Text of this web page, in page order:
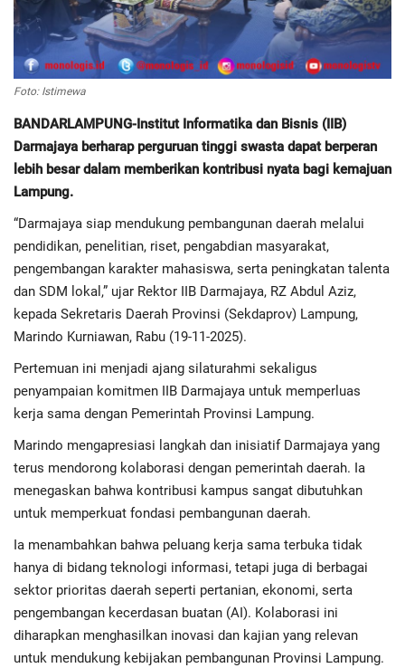
Regional
Pendidikan
Ekonomi
Olahraga
Wisata
Politik
Hukum & Kriminal
Internasional
Advertorial
Monologis TV
Kopilogis
Foto: Istimewa
BANDARLAMPUNG-Institut Informatika dan Bisnis (IIB)
Darmajaya berharap perguruan tinggi swasta dapat berperan
lebih besar dalam memberikan kontribusi nyata bagi kemajuan
Lampung.
“Darmajaya siap mendukung pembangunan daerah melalui
pendidikan, penelitian, riset, pengabdian masyarakat,
pengembangan karakter mahasiswa, serta peningkatan talenta
dan SDM lokal,” ujar Rektor IIB Darmajaya, RZ Abdul Aziz,
kepada Sekretaris Daerah Provinsi (Sekdaprov) Lampung,
Marindo Kurniawan, Rabu (19-11-2025).
Pertemuan ini menjadi ajang silaturahmi sekaligus
penyampaian komitmen IIB Darmajaya untuk memperluas
kerja sama dengan Pemerintah Provinsi Lampung.
Marindo mengapresiasi langkah dan inisiatif Darmajaya yang
terus mendorong kolaborasi dengan pemerintah daerah. Ia
menegaskan bahwa kontribusi kampus sangat dibutuhkan
untuk memperkuat fondasi pembangunan daerah.
Ia menambahkan bahwa peluang kerja sama terbuka tidak
hanya di bidang teknologi informasi, tetapi juga di berbagai
sektor prioritas daerah seperti pertanian, ekonomi, serta
pengembangan kecerdasan buatan (AI). Kolaborasi ini
diharapkan menghasilkan inovasi dan kajian yang relevan
untuk mendukung kebijakan pembangunan Provinsi Lampung.